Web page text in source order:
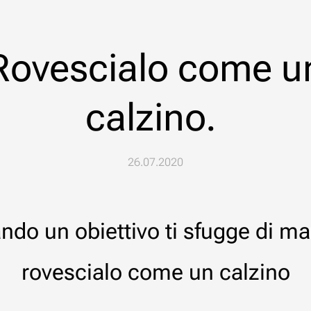
come
calzino.
26.07.2020
un obiettivo ti sfugge di
rovescialo come un calzino